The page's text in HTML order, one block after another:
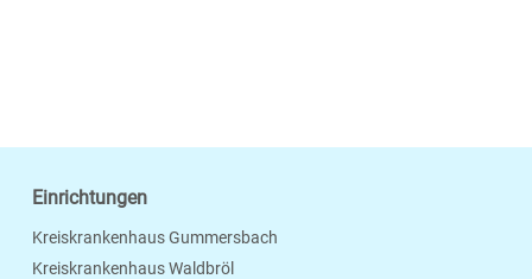
Einrichtungen
Kreiskrankenhaus Gummersbach
Kreiskrankenhaus Waldbröl